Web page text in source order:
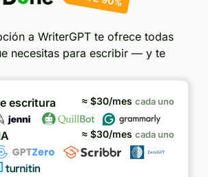
a WriterGPT te ofrece todas
necesitas para escribir — y te
escritura ≈ $30/mes cada uno
≈ $30/mes cada uno